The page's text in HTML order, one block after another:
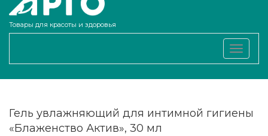
Товары для красоты и здоровья
Toggle
Гель увлажняющий для интимной гигиены
«Блаженство Актив», 30 мл